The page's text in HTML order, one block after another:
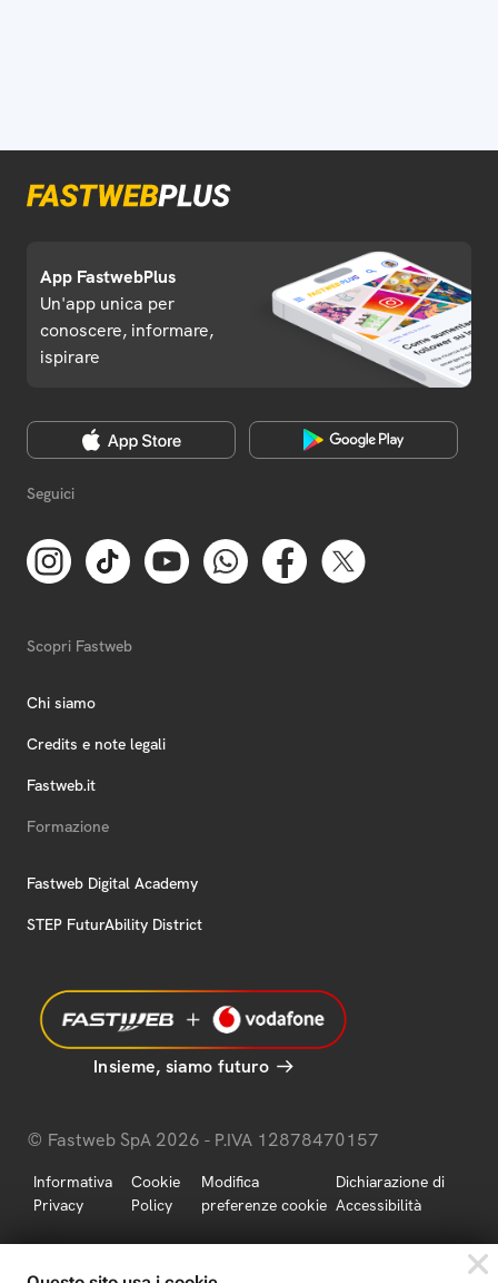
App FastwebPlus
Un'app unica per
conoscere, informare,
ispirare
Seguici
Scopri Fastweb
Chi siamo
Credits e note legali
Fastweb.it
Formazione
Fastweb Digital Academy
STEP FuturAbility District
Insieme, siamo futuro
© Fastweb SpA 2026 - P.IVA 12878470157
Informativa
Privacy
Cookie
Policy
Modifica
preferenze cookie
Dichiarazione di
Accessibilità